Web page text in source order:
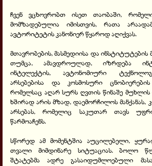
ჩვენ ვცხოვრობთ ისეთ თაობაში,
მომზადებულია იმისთვის, რათა
ავტორიტეტის კანონიერ წყაროდ აღიქვას.
მთავრობების, მასმედიისა და ინსტიტუტების
თუმცა, ამავდროულად, იზრდება
ინტელექტის, ავტონომიური
არსებებისა და კოსმოსური
რომელსაც აღარ სურს ღვთის წინაშე
ხშირად არის მზად, დაემორჩილოს მანქანას,
არსებას, რომელიც საკუთარ თავს
წარმოაჩენს.
სწორედ ამ მომენტშია აუცილებელი,
თვალი მიმდინარე სიტუაციას. ბოლო
შტატებმა ადრე გასაიდუმლოებული